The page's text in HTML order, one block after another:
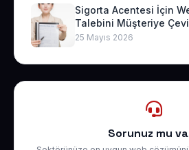
Sigorta Acentesi İçin
Talebini Müşteriye
25 Mayıs 2026
Sorunuz mu